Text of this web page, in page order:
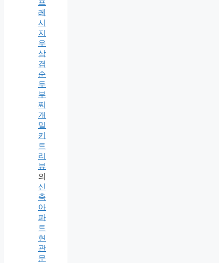
프
레
시
지
우
삼
겹
순
두
부
찌
개
밀
키
트
리
뷰
의
신
축
아
파
트
현
관
문